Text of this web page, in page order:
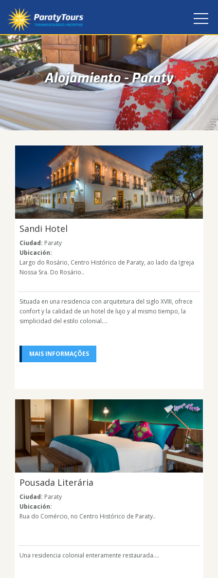
Alojamiento - Paraty
Sandi Hotel
Ciudad: Paraty
Ubicación:
Largo do Rosário, Centro Histórico de Paraty, ao lado da Igreja
Nossa Sra. Do Rosário..
Situada en una residencia con arquitetura del siglo XVIII, ofrece
confort y la calidad de un hotel de lujo y al mismo tiempo, la
simplicidad del estilo colonial....
MAIS INFORMAÇÕES
Pousada Literária
Ciudad: Paraty
Ubicación:
Rua do Comércio, no Centro Histórico de Paraty..
Una residencia colonial enteramente restaurada....